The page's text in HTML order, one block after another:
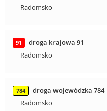
Radomsko
91
droga krajowa 91
Radomsko
784
droga wojewódzka 784
Radomsko